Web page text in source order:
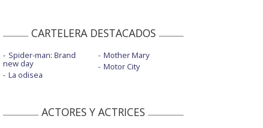
CARTELERA DESTACADOS
Spider-man: Brand
new day
La odisea
Mother Mary
Motor City
ACTORES Y ACTRICES